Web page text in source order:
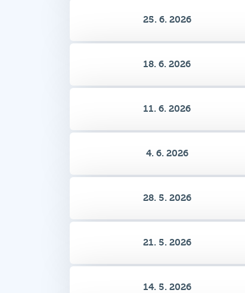
25. 6. 2026
18. 6. 2026
11. 6. 2026
4. 6. 2026
28. 5. 2026
21. 5. 2026
14. 5. 2026